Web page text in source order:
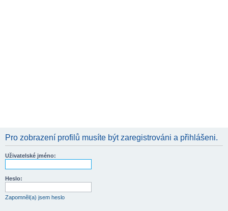
Pro zobrazení profilů musíte být zaregistrováni a přihlášeni.
Uživatelské jméno:
Heslo:
Zapomněl(a) jsem heslo